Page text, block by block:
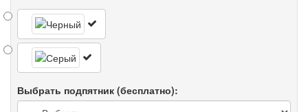
Выбрать подпятник (бесплатно):